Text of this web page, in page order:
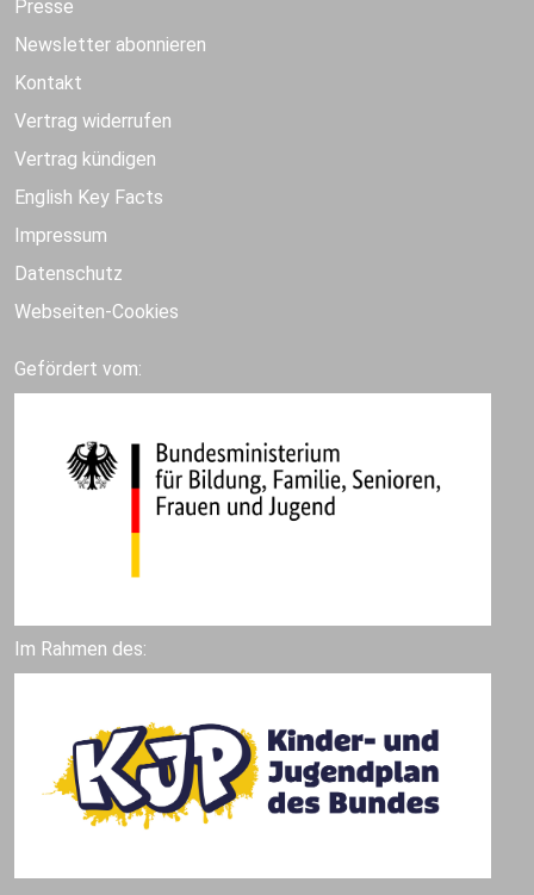
Presse
Newsletter abonnieren
Kontakt
Vertrag widerrufen
Vertrag kündigen
English Key Facts
Impressum
Datenschutz
Webseiten-Cookies
Gefördert vom:
Im Rahmen des: